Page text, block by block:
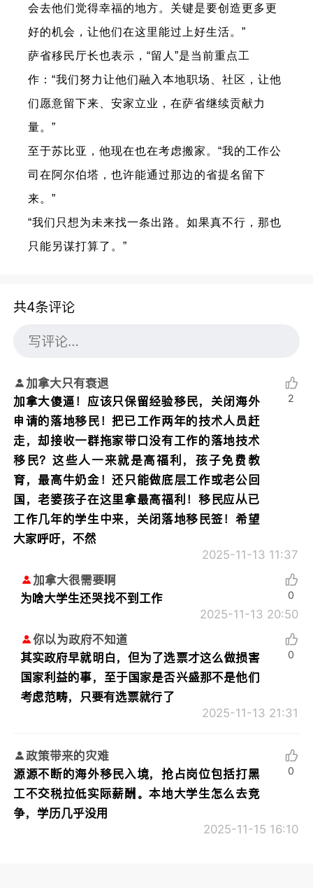
会去他们觉得幸福的地方。关键是要创造更多更
好的机会，让他们在这里能过上好生活。”
萨省移民厅长也表示，“留人”是当前重点工
作：“我们努力让他们融入本地职场、社区，让他
们愿意留下来、安家立业，在萨省继续贡献力
量。”
至于苏比亚，他现在也在考虑搬家。“我的工作公
司在阿尔伯塔，也许能通过那边的省提名留下
来。”
“我们只想为未来找一条出路。如果真不行，那也
只能另谋打算了。”
共4条评论
加拿大只有衰退
加拿大傻逼！应该只保留经验移民，关闭海外
申请的落地移民！把已工作两年的技术人员赶
走，却接收一群拖家带口没有工作的落地技术
移民？这些人一来就是高福利，孩子免费教
育，最高牛奶金！还只能做底层工作或老公回
国，老婆孩子在这里拿最高福利！移民应从已
工作几年的学生中来，关闭落地移民签！希望
大家呼吁，不然
2025-11-13 11:37
2
加拿大很需要啊
为啥大学生还哭找不到工作
2025-11-13 20:50
0
你以为政府不知道
其实政府早就明白，但为了选票才这么做损害
国家利益的事，至于国家是否兴盛那不是他们
考虑范畴，只要有选票就行了
2025-11-13 21:31
0
政策带来的灾难
源源不断的海外移民入境，抢占岗位包括打黑
工不交税拉低实际薪酬。本地大学生怎么去竞
争，学历几乎没用
2025-11-15 16:10
0